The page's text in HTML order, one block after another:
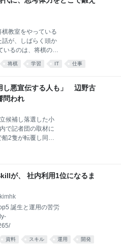
思います。 売上高は
舗や施設を取得できます。Overpass
本地図を見る 2010年～2025年・全
教室をやっている
が、しばらく頭か
いるのは、将棋の勝
自分の頭でとことん
。 答えを教えても
のための手段だと
はいまの自分の仕
思います。 考える
のようなツール
に変わりました。
ます。AIを入れる
場面によっては思
将棋 学習 IT 仕事
し悪宣伝する人も」 辺野古
問われ
候補し落選した小
で記者団の取材に
2隻が転覆し同志
ら2人が死亡した事
われ、「別に（玉
るから、きちんと念
いけない」と述べ
友人という玉城氏
た。これに対し、玉
中道が知事選への
、2月の衆院選で
た屋良朝博元衆院
が、 社内利用1位になるま
誕生と運用の苦労
資料 スキル 運用 開発